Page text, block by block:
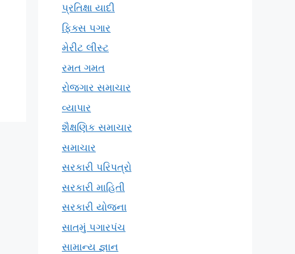
પ્રતિક્ષા યાદી
ફિક્સ પગાર
મેરીટ લીસ્ટ
રમત ગમત
રોજગાર સમાચાર
વ્યાપાર
શૈક્ષણિક સમાચાર
સમાચાર
સરકારી પરિપત્રો
સરકારી માહિતી
સરકારી યોજના
સાતમું પગારપંચ
સામાન્ય જ્ઞાન